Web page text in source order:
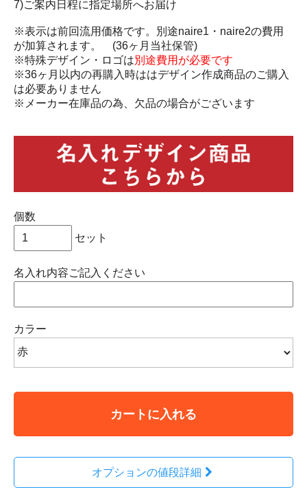
7)ご案内日程に指定場所へお届け
※表示は前回流用価格です。別途naire1・naire2の費用
が加算されます。 (36ヶ月当社保管)
※特殊デザイン・ロゴは別途費用が必要です
※36ヶ月以内の再購入時ははデザイン作成商品のご購入
は必要ありません
※メーカー在庫品の為、欠品の場合がございます
個数
セット
名入れ内容ご記入ください
カラー
カートに入れる
オプションの値段詳細